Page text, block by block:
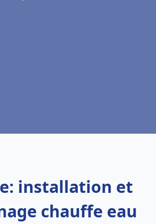
installation et
chauffe eau